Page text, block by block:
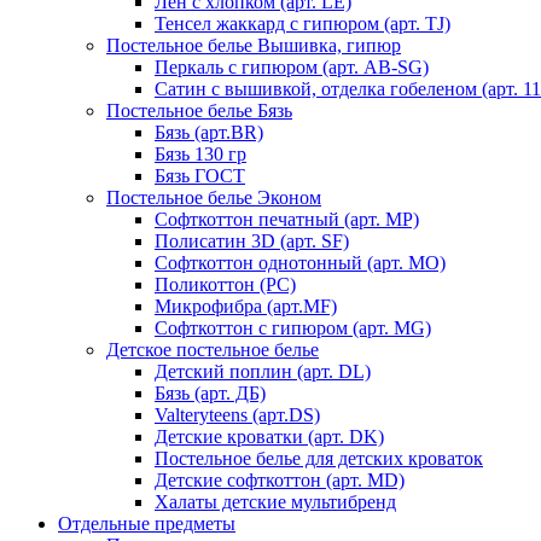
Тенсел жаккард с гипюром (арт. TJ)
Постельное белье Вышивка, гипюр
Перкаль с гипюром (арт. AB-SG)
Сатин с вышивкой, отделка гобеленом (арт.
Постельное белье Бязь
Бязь (арт.BR)
Бязь 130 гр
Бязь ГОСТ
Постельное белье Эконом
Софткоттон печатный (арт. MР)
Полисатин 3D (арт. SF)
Софткоттон однотонный (арт. MO)
Поликоттон (PC)
Микрофибра (арт.MF)
Софткоттон с гипюром (арт. MG)
Детское постельное белье
Детский поплин (арт. DL)
Бязь (арт. ДБ)
Valteryteens (арт.DS)
Детские кроватки (арт. DK)
Постельное белье для детских кроваток
Детские софткоттон (арт. MD)
Халаты детские мультибренд
Отдельные предметы